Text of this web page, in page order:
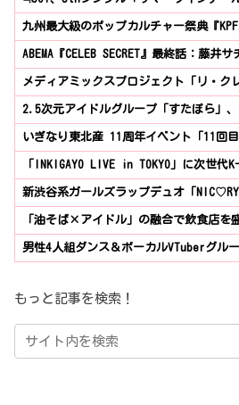
九州最大級のポップカルチャー祭典『
ABEMA『CELEB SECRET』最終話：藤井
メディアミックスプロジェクト「リ・ク
2.5次元アイドルグループ「すたぽら」
いぎなり東北産 11周年イベント「11回
「INKIGAYO LIVE in TOKYO」に次世代
新渋谷系ガールズラップデュオ「
「油そば×アイドル」の融合で飲食店を
男性4人組ダンス＆ボーカルVTuberグル
もっと記事を検索！